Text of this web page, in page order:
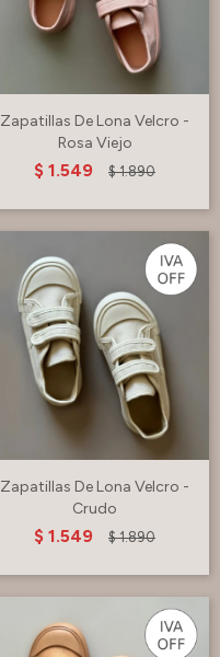
Zapatillas De Lona Velcro -
Rosa Viejo
$ 1.549 $ 1.890
Zapatillas De Lona Velcro -
Crudo
$ 1.549 $ 1.890